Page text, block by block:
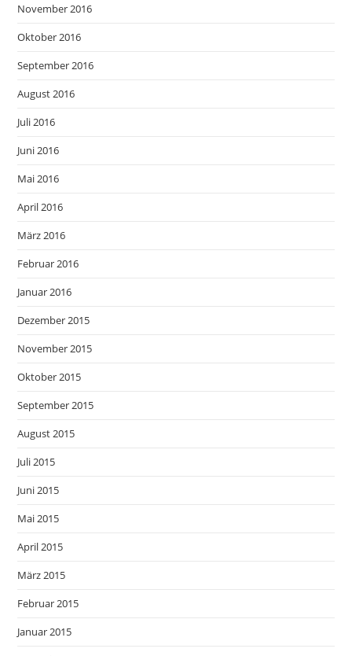
November 2016
Oktober 2016
September 2016
August 2016
Juli 2016
Juni 2016
Mai 2016
April 2016
März 2016
Februar 2016
Januar 2016
Dezember 2015
November 2015
Oktober 2015
September 2015
August 2015
Juli 2015
Juni 2015
Mai 2015
April 2015
März 2015
Februar 2015
Januar 2015